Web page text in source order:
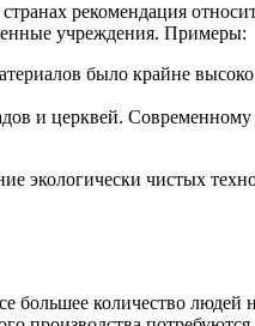
рекомендация
учреждения. Примеры:
было крайне высоко.
и церквей.
экологически чистых
большее количество